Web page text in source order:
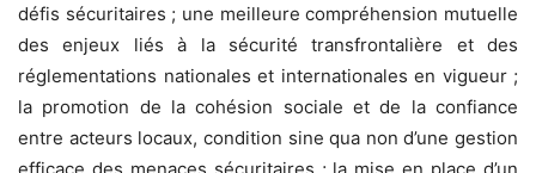
défis sécuritaires ; une meilleure compréhension mutuelle
des enjeux liés à la sécurité transfrontalière et des
réglementations nationales et internationales en vigueur ;
la promotion de la cohésion sociale et de la confiance
entre acteurs locaux, condition sine qua non d’une gestion